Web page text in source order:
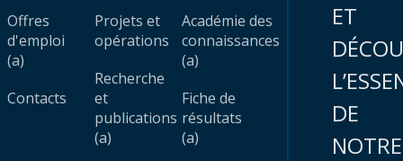
Offres
d'emploi
(a)
Contacts
Projets et
opérations
Recherche
et
publications
(a)
Académie des
connaissances
(a)
Fiche de
résultats
(a)
ET
DE
NOTRE